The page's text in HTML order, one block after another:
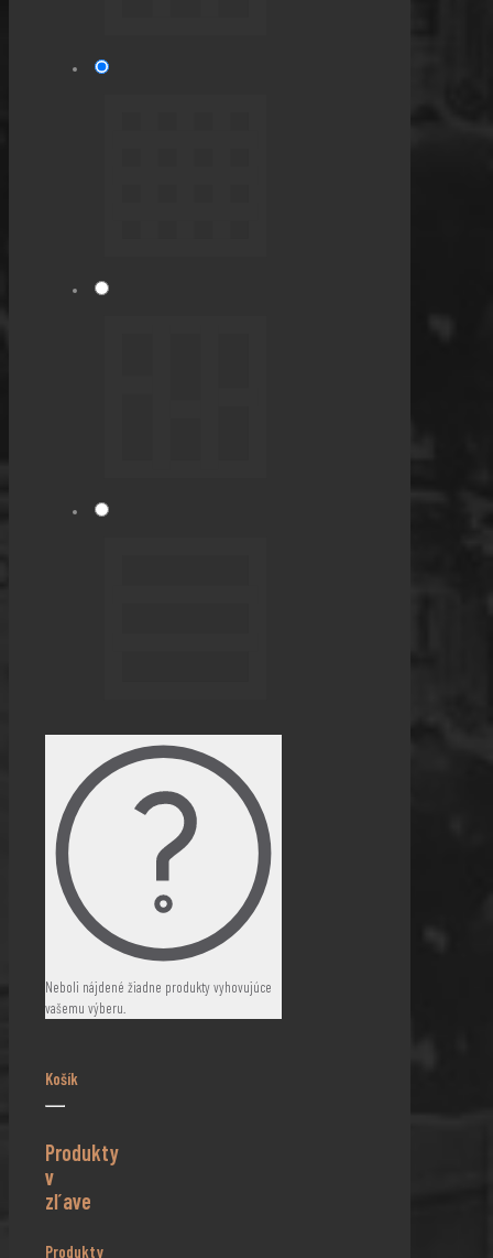
Neboli nájdené žiadne produkty vyhovujúce
vašemu výberu.
Košík
Produkty
v
zľave
Produkty